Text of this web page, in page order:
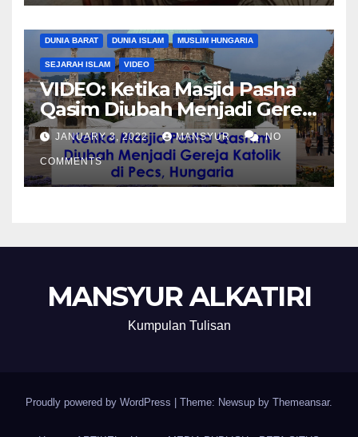
DUNIA BARAT DUNIA ISLAM MUSLIM HUNGARIA
SEJARAH ISLAM VIDEO
VIDEO: Ketika Masjid Pasha
Qasim Diubah Menjadi Gereja
Katolik di Pecs, Hungaria
JANUARY 3, 2022 MANSYUR NO
COMMENTS
MANSYUR ALKATIRI
Kumpulan Tulisan
Proudly powered by WordPress Theme: Newsup by Themeansar.